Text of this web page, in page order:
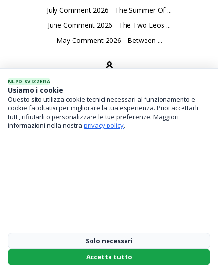
July Comment 2026 - The Summer Of ...
June Comment 2026 - The Two Leos ...
May Comment 2026 - Between ...
SEVICES
Asset Management
Financial Investments
NLPD SVIZZERA
Usiamo i cookie
Questo sito utilizza cookie tecnici necessari al funzionamento e
cookie facoltativi per migliorare la tua esperienza. Puoi accettarli
tutti, rifiutarli o personalizzare le tue preferenze. Maggiori
informazioni nella nostra privacy policy.
Solo necessari
Accetta tutto